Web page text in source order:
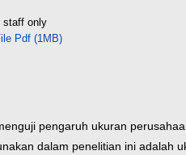
staff only
Pdf (1MB)
pengaruh ukuran
dalam penelitian ini adalah